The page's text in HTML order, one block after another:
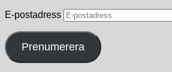
E-postadress
Prenumerera